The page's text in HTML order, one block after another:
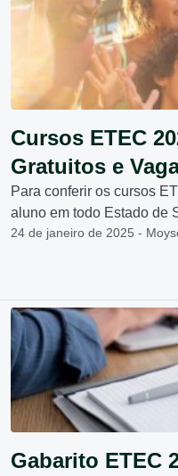
Cursos ETEC
Gratuitos e
Para conferir os cursos
aluno em todo Estado de
24 de janeiro de 2025 -
Gabarito ETEC